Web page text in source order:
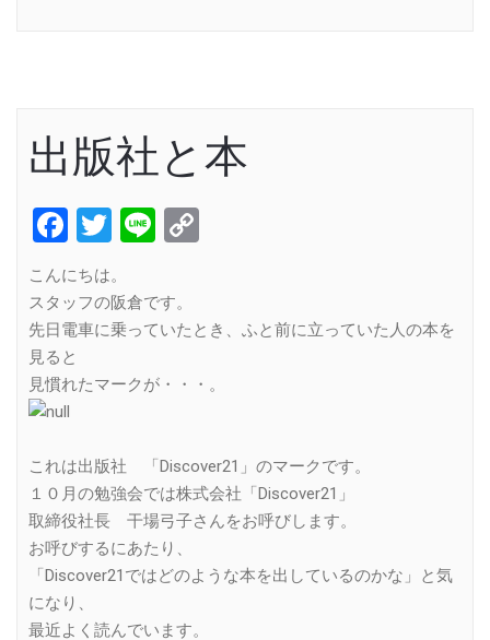
出版社と本
Facebook
Twitter
Line
こんにちは。
スタッフの阪倉です。
先日電車に乗っていたとき、ふと前に立っていた人の本を
見ると
見慣れたマークが・・・。
これは出版社 「Discover21」のマークです。
１０月の勉強会では株式会社「Discover21」
取締役社長 干場弓子さんをお呼びします。
お呼びするにあたり、
「Discover21ではどのような本を出しているのかな」と気
になり、
最近よく読んでいます。